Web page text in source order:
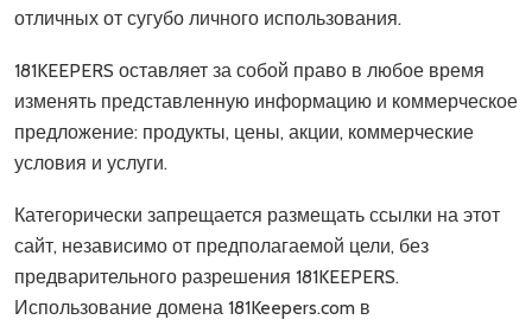
отличных от сугубо личного использования.
181KEEPERS оставляет за собой право в любое время
изменять представленную информацию и коммерческое
предложение: продукты, цены, акции, коммерческие
условия и услуги.
Категорически запрещается размещать ссылки на этот
сайт, независимо от предполагаемой цели, без
предварительного разрешения 181KEEPERS.
Использование домена 181Keepers.com в